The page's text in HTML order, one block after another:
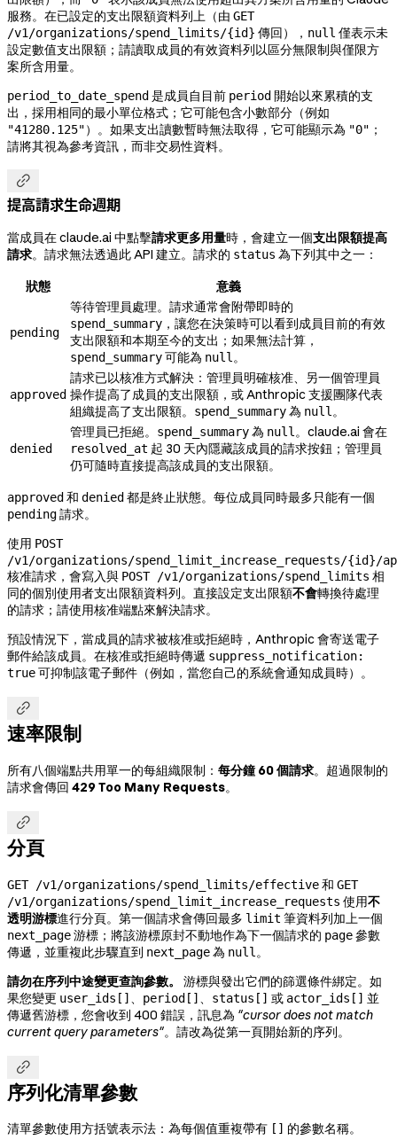
服務。在已設定的支出限額資料列上（由 GET
/v1/organizations/spend_limits/{id} 傳回）， null 僅表示未
設定數值支出限額；請讀取成員的有效資料列以區分無限制與僅限方
案所含用量。
period_to_date_spend 是成員自目前 period 開始以來累積的支
出，採用相同的最小單位格式；它可能包含小數部分（例如
"41280.125"）。如果支出讀數暫時無法取得，它可能顯示為 "0" ；
請將其視為參考資訊，而非交易性資料。

提高請求生命週期
當成員在 claude.ai 中點擊請求更多用量時，會建立一個支出限額提高
請求。請求無法透過此 API 建立。請求的 status 為下列其中之一：
狀態
意義
pending
等待管理員處理。請求通常會附帶即時的
spend_summary ，讓您在決策時可以看到成員目前的有效
支出限額和本期至今的支出；如果無法計算，
spend_summary可能為 null 。
approved
請求已以核准方式解決：管理員明確核准、另一個管理員
操作提高了成員的支出限額，或 Anthropic 支援團隊代表
組織提高了支出限額。
spend_summary為 null 。
denied
管理員已拒絕。 spend_summary為 null 。claude.ai 會在
resolved_at 起 30 天內隱藏該成員的請求按鈕；管理員
仍可隨時直接提高該成員的支出限額。
approved 和 denied 都是終止狀態。每位成員同時最多只能有一個
pending請求。
使用 POST
/v1/organizations/spend_limit_increase_requests/{id}/
核准請求，會寫入與 POST /v1/organizations/spend_limits 相
同的個別使用者支出限額資料列。直接設定支出限額不會轉換待處理
的請求；請使用核准端點來解決請求。
預設情況下，當成員的請求被核准或拒絕時，Anthropic 會寄送電子
郵件給該成員。在核准或拒絕時傳遞 suppress_notification:
true可抑制該電子郵件（例如，當您自己的系統會通知成員時）。

速率限制
所有八個端點共用單一的每組織限制： 每分鐘 60 個請求。超過限制的
請求會傳回 429 Too Many Requests。

分頁
GET /v1/organizations/spend_limits/effective和 GET
/v1/organizations/spend_limit_increase_requests 使用不
透明游標進行分頁。第一個請求會傳回最多 limit 筆資料列加上一個
next_page游標；將該游標原封不動地作為下一個請求的 page參數
傳遞，並重複此步驟直到 next_page為 null 。
請勿在序列中途變更查詢參數。
游標與發出它們的篩選條件綁定。如
果您變更 user_ids[] period[] status[] 或 actor_ids[] 並
傳遞舊游標，您會收到 400 錯誤，訊息為 "cursor does not match
current query parameters"。請改為從第一頁開始新的序列。

序列化清單參數
清單參數使用方括號表示法：為每個值重複帶有 [] 的參數名稱。